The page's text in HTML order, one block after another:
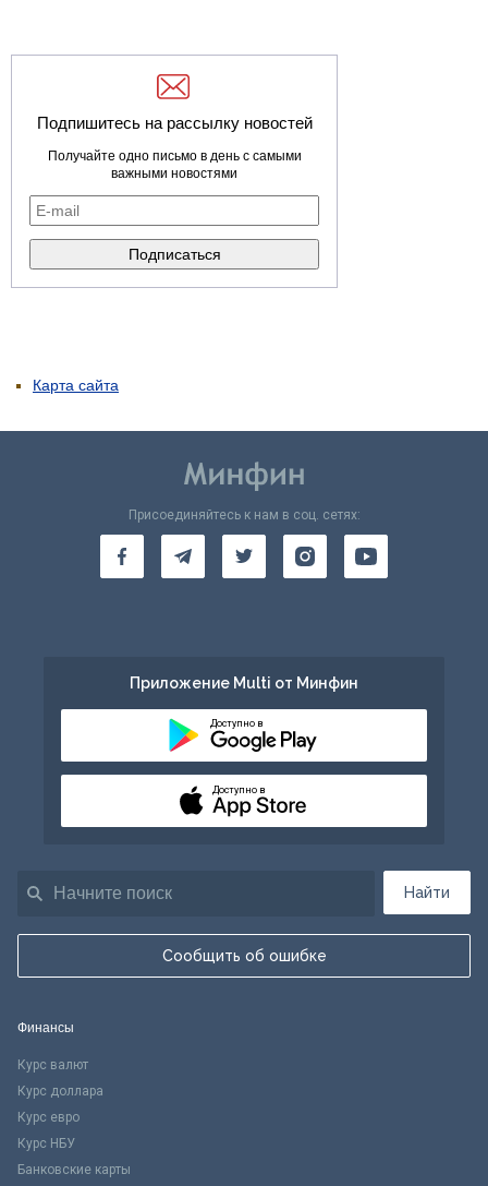
Подпишитесь на рассылку новостей
Получайте одно письмо в день с самыми
важными новостями
Карта сайта
Найти
Сообщить об ошибке
Присоединяйтесь к нам в соц. сетях:
Приложение Multi от Минфин
Доступно в
Доступно в
Финансы
Курс валют
Курс доллара
Курс евро
Курс НБУ
Банковские карты